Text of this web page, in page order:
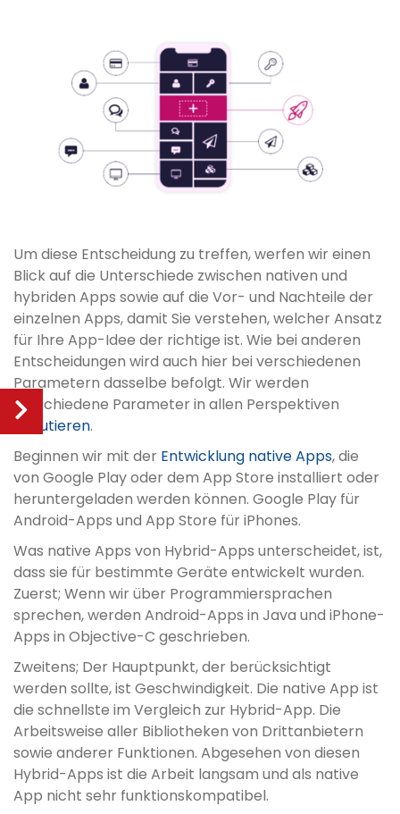
Um diese Entscheidung zu treffen, werfen wir einen
Blick auf die Unterschiede zwischen nativen und
hybriden Apps sowie auf die Vor- und Nachteile der
einzelnen Apps, damit Sie verstehen, welcher Ansatz
für Ihre App-Idee der richtige ist. Wie bei anderen
Entscheidungen wird auch hier bei verschiedenen
Parametern dasselbe befolgt. Wir werden
verschiedene Parameter in allen Perspektiven
diskutieren.
Beginnen wir mit der Entwicklung native Apps, die
von Google Play oder dem App Store installiert oder
heruntergeladen werden können. Google Play für
Android-Apps und App Store für iPhones.
Was native Apps von Hybrid-Apps unterscheidet, ist,
dass sie für bestimmte Geräte entwickelt wurden.
Zuerst; Wenn wir über Programmiersprachen
sprechen, werden Android-Apps in Java und iPhone-
Apps in Objective-C geschrieben.
Zweitens; Der Hauptpunkt, der berücksichtigt
werden sollte, ist Geschwindigkeit. Die native App ist
die schnellste im Vergleich zur Hybrid-App. Die
Arbeitsweise aller Bibliotheken von Drittanbietern
sowie anderer Funktionen. Abgesehen von diesen
Hybrid-Apps ist die Arbeit langsam und als native
App nicht sehr funktionskompatibel.